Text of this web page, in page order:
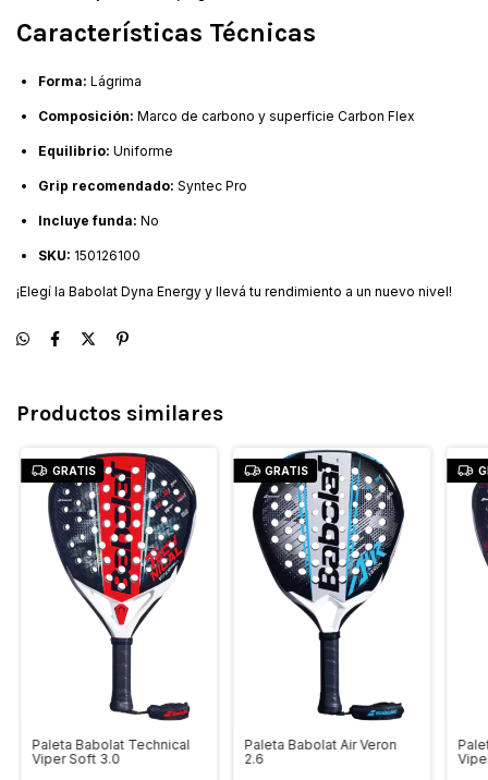
Características Técnicas
Forma: Lágrima
Composición: Marco de carbono y superficie Carbon Flex
Equilibrio: Uniforme
Grip recomendado: Syntec Pro
Incluye funda: No
SKU: 150126100
¡Elegí la Babolat Dyna Energy y llevá tu rendimiento a un nuevo nivel!
Productos similares
GRATIS
Paleta Babolat Technical
Viper Soft 3.0
GRATIS
Paleta Babolat Air Veron
2.6